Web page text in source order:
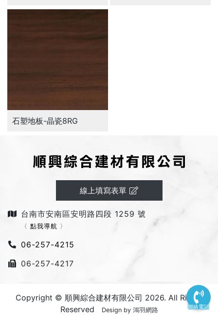
石塑地板-晶瓷8RG
線上填寫表單
台南市安南區安明路四段 1259 號
〈 點我導航 〉
06-257-4215
06-257-4217
Copyright © 順興綜合建材有限公司 2026. All Rights
Reserved
Design by 鴻羽網路 聯絡電話